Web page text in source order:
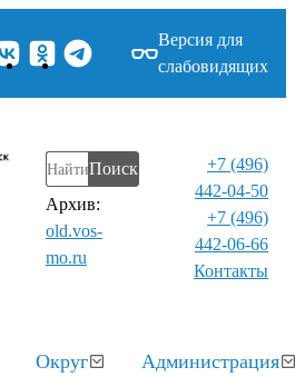
Версия для
слабовидящих
Поиск
Архив:
old.vos-
mo.ru
+7 (496)
442-04-50
+7 (496)
442-06-66
Контакты⁠
Округ Администрация